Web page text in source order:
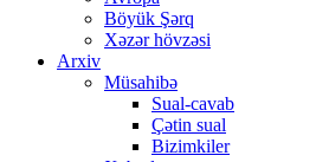
Böyük Şərq
Xəzər hövzəsi
Arxiv
Müsahibə
Sual-cavab
Çətin sual
Bizimkiler